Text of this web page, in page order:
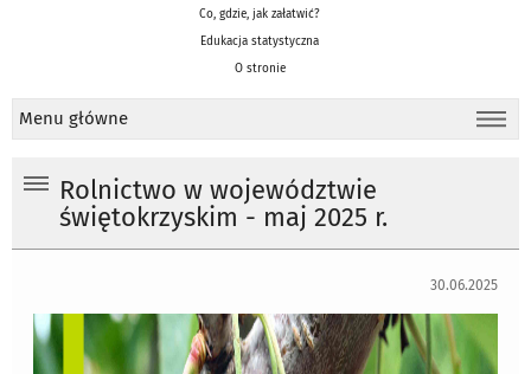
Co, gdzie, jak załatwić?
Edukacja statystyczna
O stronie
Menu główne
Rolnictwo w województwie
świętokrzyskim - maj 2025 r.
30.06.2025